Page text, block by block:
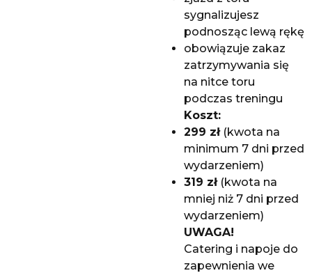
sygnalizujesz
podnosząc lewą rękę
obowiązuje zakaz
zatrzymywania się
na nitce toru
podczas treningu
Koszt:
299 zł(kwota na
minimum 7 dni przed
wydarzeniem)
319 zł(kwota na
mniej niż 7 dni przed
wydarzeniem)
UWAGA!
Catering i napoje do
zapewnienia we